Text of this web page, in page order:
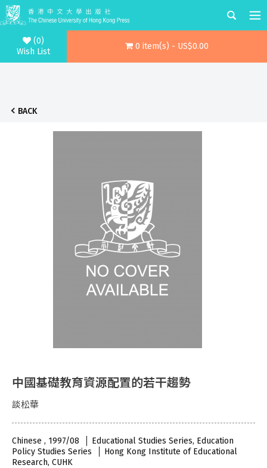
(0)
Wish List
0 item(s) - US$0.00
BACK
中國基礎教育資源配置的若干趨勢
談松華
Chinese , 1997/08
Educational Studies Series, Education
Policy Studies Series
Hong Kong Institute of Educational
Research, CUHK